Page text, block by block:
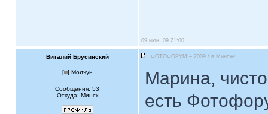
09 июн, 09 21:00
Виталий Брусинский ФОТОФОРУМ – 2009 / в Минске!
[ ] Молчун
Сообщения: 53
Откуда: Минск
Марина,
есть